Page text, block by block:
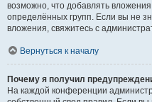
возможно, что добавлять
определённых групп. Если вы не
вложения, свяжитесь с
Вернуться к началу
Почему я получил
На каждой конференции